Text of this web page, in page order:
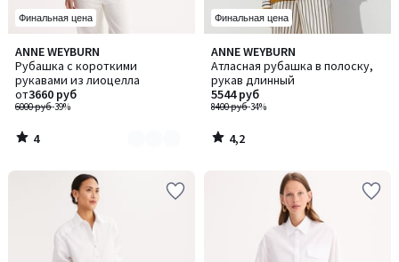
Финальная цена
ANNE WEYBURN
Рубашка с короткими
рукавами из лиоцелла
6000 руб-39%
от3660 руб
4
/
5
Количество
цветов:
2
4
/
Финальная цена
ANNE WEYBURN
Атласная рубашка в полоску,
рукав длинный
8400 руб-34%
5544 руб
4,2
/ 5
4,2
/